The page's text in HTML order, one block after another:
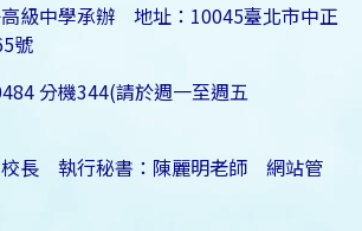
級中學承辦 地址：10045臺北市中正
號
分機344(請於週一至週五
校長 執行秘書：陳麗明老師 網站管